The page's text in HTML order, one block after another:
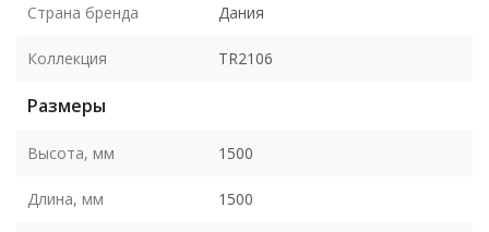
Страна бренда Дания
Коллекция TR2106
Размеры
Высота, мм 1500
Длина, мм 1500